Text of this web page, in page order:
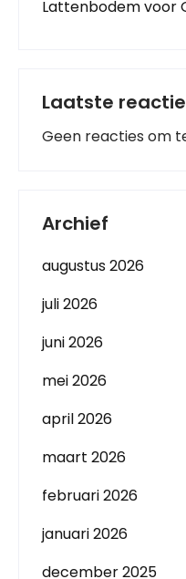
Lattenbodem voor
Laatste
Geen reacties om
Archief
augustus 2026
juli 2026
juni 2026
mei 2026
april 2026
maart 2026
februari 2026
januari 2026
december 2025